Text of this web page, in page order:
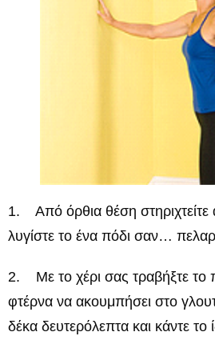
1. Από όρθια θέση στηριχτείτε
λυγίστε το ένα πόδι σαν…
2. Με το χέρι σας τραβήξτε το
φτέρνα να ακουμπήσει στο
δέκα δευτερόλεπτα και κάντε το